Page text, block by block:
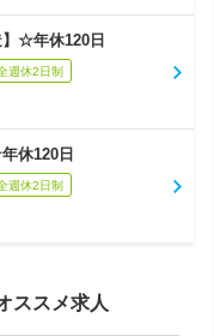
】☆年休120日
週休2日制
休120日
週休2日制
ススメ求人